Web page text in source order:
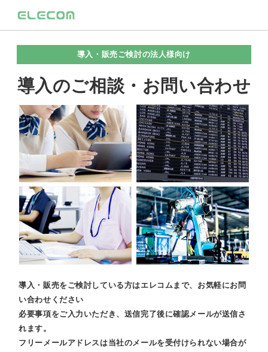
導入・販売ご検討の法人様向け
導入のご相談・お問い合わせ
導入・販売をご検討している方はエレコムまで、お気軽にお問
い合わせください
必要事項をご入力いただき、送信完了後に確認メールが送信さ
れます。
フリーメールアドレスは当社のメールを受付けられない場合が